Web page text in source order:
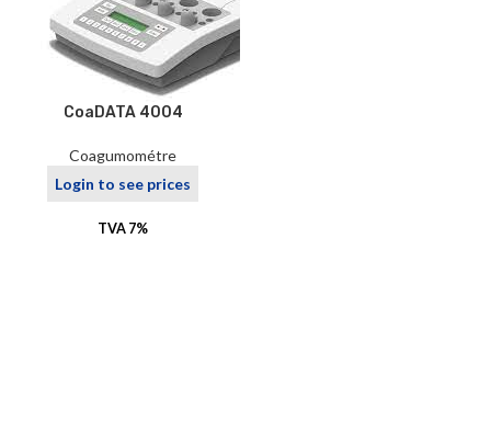
CoaDATA 4004
Coagumométre
Login to see prices
TVA 7%